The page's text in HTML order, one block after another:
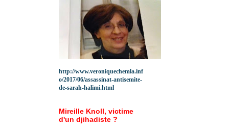
http://www.veroniquechemla.inf
o/2017/06/assassinat-antisemite-
de-sarah-halimi.html
Mireille Knoll, victime
d'un djihadiste ?